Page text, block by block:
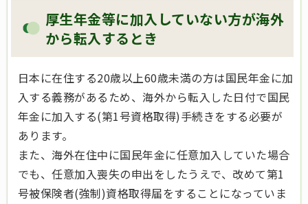
厚生年金等に加入していない方が海外
から転入するとき
日本に在住する20歳以上60歳未満の方は国民年金に加
入する義務があるため、海外から転入した日付で国民
年金に加入する(第1号資格取得)手続きをする必要が
あります。
また、海外在住中に国民年金に任意加入していた場合
でも、任意加入喪失の申出をしたうえで、改めて第1
号被保険者(強制)資格取得届をすることになっていま